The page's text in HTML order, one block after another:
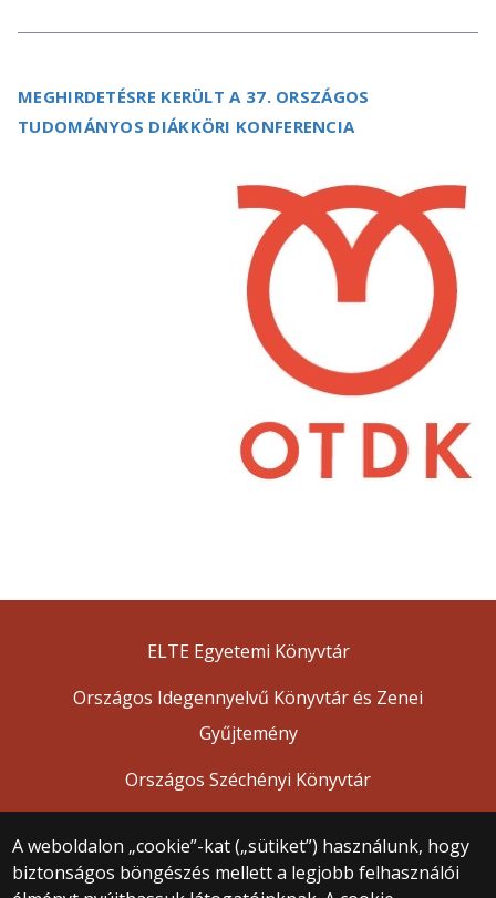
MEGHIRDETÉSRE KERÜLT A 37. ORSZÁGOS
TUDOMÁNYOS DIÁKKÖRI KONFERENCIA
A weboldalon „cookie”-kat („sütiket”) használunk, hogy
biztonságos böngészés mellett a legjobb felhasználói
ELTE Egyetemi Könyvtár
Országos Idegennyelvű Könyvtár és Zenei
Gyűjtemény
Országos Széchényi Könyvtár
© 2025 Eötvös Loránd Tudományegyetem